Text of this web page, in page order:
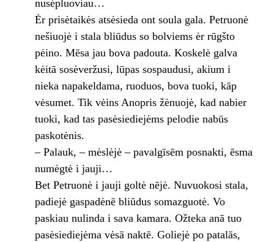
nusėpluoviau…
Ėr prisėtaikės atsėsieda ont soula gala. Petruonė
nešiuojė i stala bliūdus so bolviems ėr rūgšto
pėino. Mēsa jau bova padouta. Koskelė galva
kėitā sosėveržusi, lūpas sospaudusi, akium i
nieka napakeldama, ruoduos, bova tuoki, kāp
vėsumet. Tik vėins Anopris žėnuojė, kad nabier
tuoki, kad tas pasėsiediejėms pelodie nabūs
paskotėnis.
– Palauk, – mėslėjė – pavalgīsēm posnakti, ēsma
numėgtė i jauji…
Bet Petruonė i jauji goltė nējė. Nuvuokosi stala,
padiejė gaspadėnē bliūdus somazguotė. Vo
paskiau nulinda i sava kamara. Ožteka anā tuo
pasėsiediejėma vėsā naktē. Goliejė po patalās,